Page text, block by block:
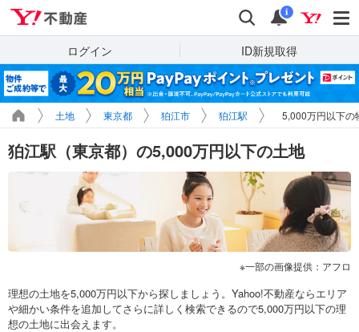
検索 通知
i
ログイン ID新規取得
土地 東京都 狛江市 狛江駅 5,000万円以下の
狛江駅（東京都）の5,000万円以下の土地
一部の画像提供：アフロ
理想の土地を5,000万円以下から探しましょう。Yahoo!不動産ならエリア
や細かい条件を追加してさらに詳しく検索できるので5,000万円以下の理
想の土地に出会えます。